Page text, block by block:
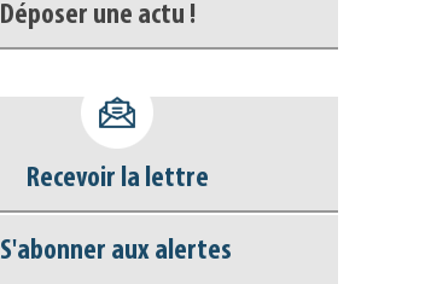
Déposer une actu !
déconnecter)
Base documentaire
Nos veilles Scoop.it
Recevoir la lettre
S'abonner aux alertes